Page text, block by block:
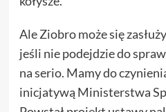
Ale Ziobro może się
jeśli nie podejdzie do
na serio. Mamy do
inicjatywą Ministerstwa